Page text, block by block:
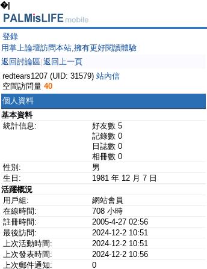
�|
登錄
用掌上論壇訪問本站,擁有更好閱讀體驗
返回討論區 返回上一頁
redtears1207 (UID: 31579) 站內信
空間訪問量 40
個人資料
基本資料
統計信息:
好友數 5
記錄數 0
日誌數 0
相冊數 0
性別:
男
生日:
1981 年 12 月 7 日
活躍概況
用戶組:
網站會員
在線時間:
708 小時
註冊時間:
2005-4-27 02:56
最後訪問:
2024-12-2 10:51
上次活動時間:
2024-12-2 10:51
上次發表時間:
2024-12-2 10:56
上次郵件通知:
0